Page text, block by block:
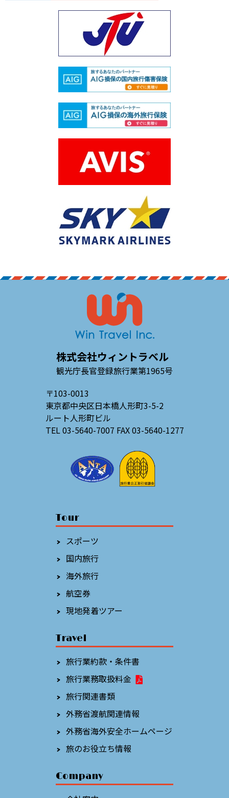
株式会社ウィントラベル
観光庁長官登録旅行業第1965号
〒103-0013
東京都中央区日本橋人形町3-5-2
ルート人形町ビル
TEL 03-5640-7007 FAX 03-5640-1277
Tour
スポーツ
国内旅行
海外旅行
航空券
現地発着ツアー
Travel
旅行業約款・条件書
旅行業務取扱料金
旅行関連書類
外務省渡航関連情報
外務省海外安全ホームページ
旅のお役立ち情報
Company